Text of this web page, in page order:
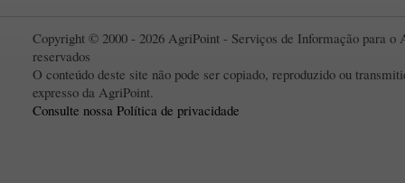
Copyright © 2000 - 2026 AgriPoint - Serviços de Informação para o
reservados
O conteúdo deste site não pode ser copiado, reproduzido ou
expresso da AgriPoint.
Consulte nossa Política de privacidade